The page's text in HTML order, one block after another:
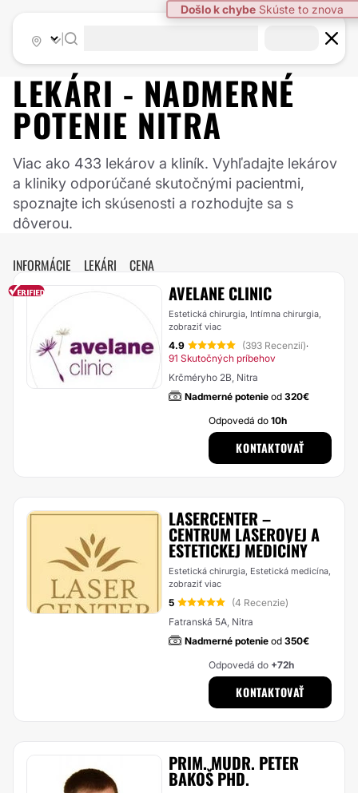
LEKÁRI - NADMERNÉ
POTENIE NITRA
Viac ako 433 lekárov a kliník. Vyhľadajte lekárov
a kliniky odporúčané skutočnými pacientmi,
spoznajte ich skúsenosti a rozhodujte sa s
dôverou.
INFORMÁCIE LEKÁRI CENA
AVELANE CLINIC
Estetická chirurgia, Intímna chirurgia,
zobraziť viac
4.9 (393 Recenzií)·
91 Skutočných príbehov
Krčméryho 2B, Nitra
Nadmerné potenie od 320€
Odpovedá do10h
KONTAKTOVAŤ
LASERCENTER –
CENTRUM LASEROVEJ A
ESTETICKEJ MEDICÍNY
Estetická chirurgia, Estetická medicína,
zobraziť viac
5
(4 Recenzie)
Fatranská 5A, Nitra
Nadmerné potenie od 350€
Odpovedá do +72h
KONTAKTOVAŤ
PRIM. MUDR. PETER
BAKOŠ PHD.